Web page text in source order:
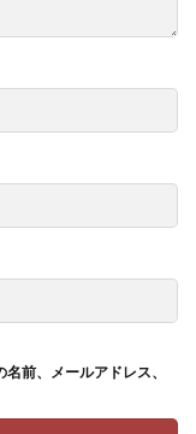
前、メールアドレス、